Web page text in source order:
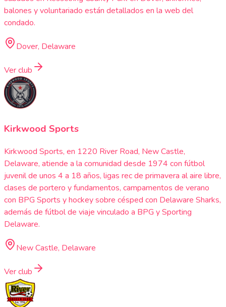
balones y voluntariado están detallados en la web del
condado.
Dover, Delaware
Ver club
Kirkwood Sports
Kirkwood Sports, en 1220 River Road, New Castle,
Delaware, atiende a la comunidad desde 1974 con fútbol
juvenil de unos 4 a 18 años, ligas rec de primavera al aire libre,
clases de portero y fundamentos, campamentos de verano
con BPG Sports y hockey sobre césped con Delaware Sharks,
además de fútbol de viaje vinculado a BPG y Sporting
Delaware.
New Castle, Delaware
Ver club